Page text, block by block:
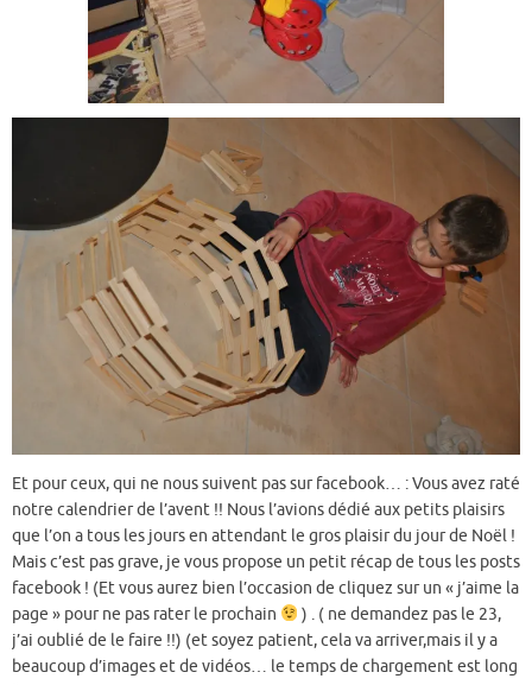
Et pour ceux, qui ne nous suivent pas sur facebook… : Vous avez raté
notre calendrier de l’avent !! Nous l’avions dédié aux petits plaisirs
que l’on a tous les jours en attendant le gros plaisir du jour de Noël !
Mais c’est pas grave, je vous propose un petit récap de tous les posts
facebook ! (Et vous aurez bien l’occasion de cliquez sur un « j’aime la
page » pour ne pas rater le prochain
) . ( ne demandez pas le 23,
j’ai oublié de le faire !!) (et soyez patient, cela va arriver,mais il y a
beaucoup d’images et de vidéos… le temps de chargement est long